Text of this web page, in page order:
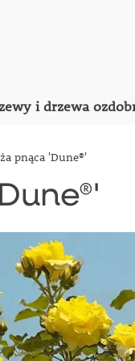
i drzewa
pnąca 'Dune®'